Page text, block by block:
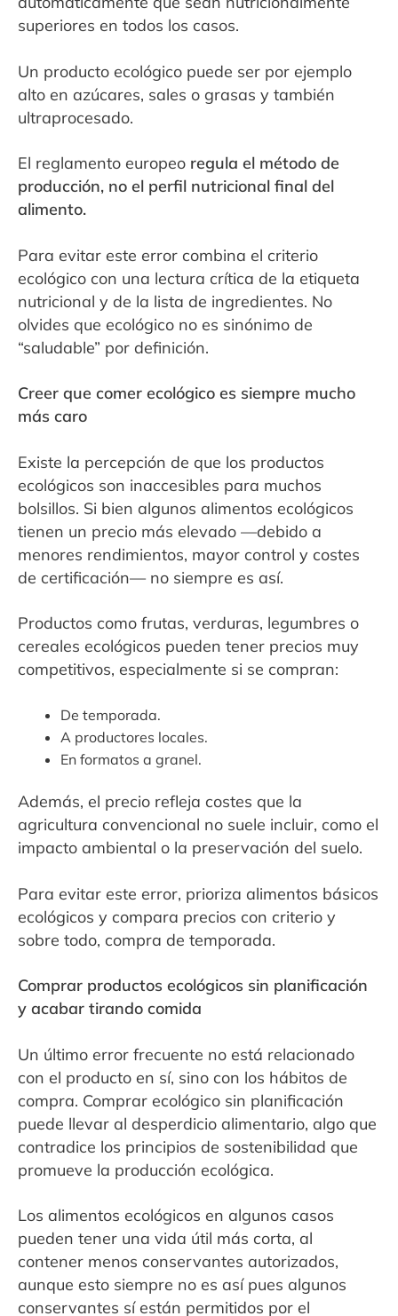
superiores en todos los casos.
Un producto ecológico puede ser por ejemplo
alto en azúcares, sales o grasas y también
ultraprocesado.
El reglamento europeo regula el método de
producción, no el perfil nutricional final del
alimento.
Para evitar este error combina el criterio
ecológico con una lectura crítica de la etiqueta
nutricional y de la lista de ingredientes. No
olvides que ecológico no es sinónimo de
“saludable” por definición.
Creer que comer ecológico es siempre mucho
más caro
Existe la percepción de que los productos
ecológicos son inaccesibles para muchos
bolsillos. Si bien algunos alimentos ecológicos
tienen un precio más elevado —debido a
menores rendimientos, mayor control y costes
de certificación— no siempre es así.
Productos como frutas, verduras, legumbres o
cereales ecológicos pueden tener precios muy
competitivos, especialmente si se compran:
De temporada.
A productores locales.
En formatos a granel.
Además, el precio refleja costes que la
agricultura convencional no suele incluir, como el
impacto ambiental o la preservación del suelo.
Para evitar este error, prioriza alimentos básicos
ecológicos y compara precios con criterio y
sobre todo, compra de temporada.
Comprar productos ecológicos sin planificación
y acabar tirando comida
Un último error frecuente no está relacionado
con el producto en sí, sino con los hábitos de
compra. Comprar ecológico sin planificación
puede llevar al desperdicio alimentario, algo que
contradice los principios de sostenibilidad que
promueve la producción ecológica.
Los alimentos ecológicos en algunos casos
pueden tener una vida útil más corta, al
contener menos conservantes autorizados,
aunque esto siempre no es así pues algunos
conservantes sí están permitidos por el